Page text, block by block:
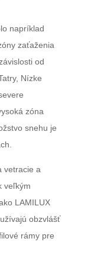
napríklad
zaťaženia
od
Nízke
zóna
snehu je
vetracie a
veľkým
LAMILUX
obzvlášť
rámy pre